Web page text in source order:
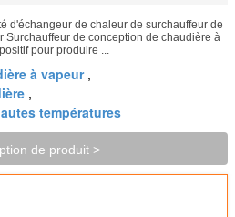
d'échangeur de chaleur de surchauffeur de
Surchauffeur de conception de chaudière à
pour produire ...
à vapeur,
,
températures
de produit >